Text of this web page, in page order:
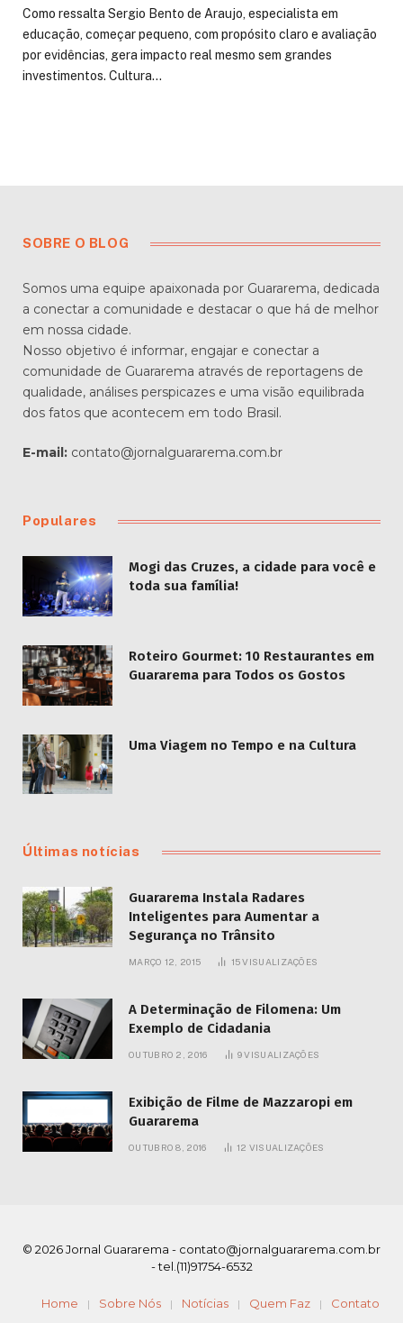
Como ressalta Sergio Bento de Araujo, especialista em
educação, começar pequeno, com propósito claro e avaliação
por evidências, gera impacto real mesmo sem grandes
investimentos. Cultura…
SOBRE O BLOG
Somos uma equipe apaixonada por Guararema, dedicada
a conectar a comunidade e destacar o que há de melhor
em nossa cidade.
Nosso objetivo é informar, engajar e conectar a
comunidade de Guararema através de reportagens de
qualidade, análises perspicazes e uma visão equilibrada
dos fatos que acontecem em todo Brasil.
E-mail: contato@jornalguararema.com.br
Populares
Mogi das Cruzes, a cidade para você e
toda sua família!
Roteiro Gourmet: 10 Restaurantes em
Guararema para Todos os Gostos
Uma Viagem no Tempo e na Cultura
Últimas notícias
Guararema Instala Radares
Inteligentes para Aumentar a
Segurança no Trânsito
MARÇO 12, 2015 15VISUALIZAÇÕES
A Determinação de Filomena: Um
Exemplo de Cidadania
OUTUBRO 2, 2016 9VISUALIZAÇÕES
Exibição de Filme de Mazzaropi em
Guararema
OUTUBRO 8, 2016 12 VISUALIZAÇÕES
© 2026 Jornal Guararema - contato@jornalguararema.com.br
- tel.(11)91754-6532
Home Sobre Nós Notícias Quem Faz Contato